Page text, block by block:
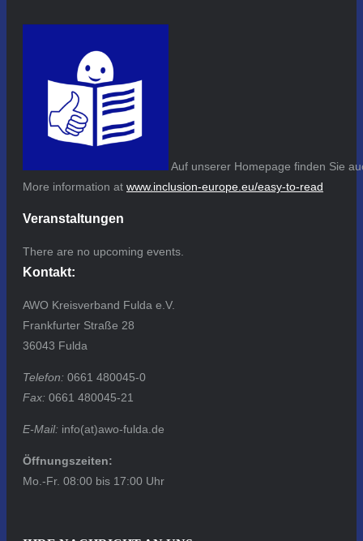
Auf unserer Homepage finden Sie
More information at www.inclusion-europe.eu/easy-to-read
Veranstaltungen
There are no upcoming events.
Kontakt:
AWO Kreisverband Fulda e.V.
Frankfurter Straße 28
36043 Fulda
Telefon: 0661 480045-0
Fax: 0661 480045-21
E-Mail: info(at)awo-fulda.de
Öffnungszeiten:
Mo.-Fr. 08:00 bis 17:00 Uhr